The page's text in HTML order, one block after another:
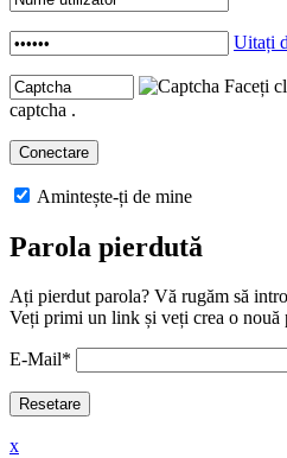
Uitați
Faceți
captcha .
Amintește-ți de mine
Parola pierdută
Ați pierdut parola? Vă rugăm să
Veți primi un link și veți crea o nouă
E-Mail*
x